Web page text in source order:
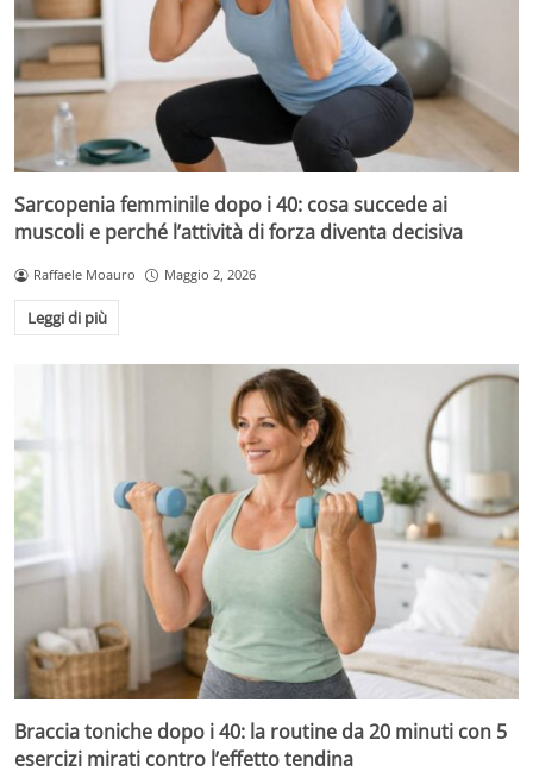
Sarcopenia femminile dopo i 40: cosa succede ai
muscoli e perché l’attività di forza diventa decisiva
Raffaele Moauro Maggio 2, 2026
Leggi di più
Braccia toniche dopo i 40: la routine da 20 minuti con 5
esercizi mirati contro l’effetto tendina